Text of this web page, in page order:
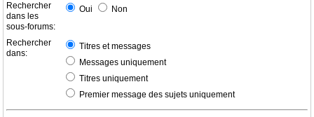
Rechercher
dans les
sous-forums:
Oui Non
Rechercher
dans:
Titres et messages
Messages uniquement
Titres uniquement
Premier message des sujets uniquement